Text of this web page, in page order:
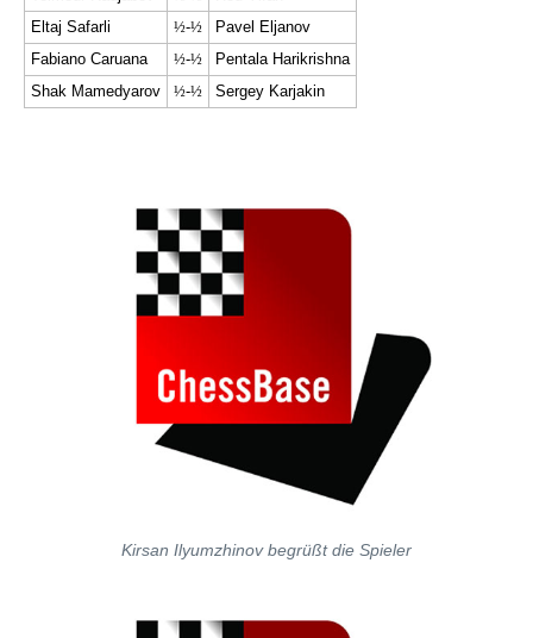
Eltaj Safarli
½-½
Pavel Eljanov
Fabiano Caruana
½-½
Pentala Harikrishna
Shak Mamedyarov
½-½ Sergey Karjakin
Kirsan Ilyumzhinov begrüßt die Spieler